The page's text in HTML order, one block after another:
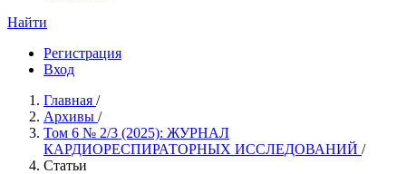
Найти
Регистрация
Вход
Главная /
Архивы /
Том 6 № 2/3 (2025): ЖУРНАЛ
КАРДИОРЕСПИРАТОРНЫХ ИССЛЕДОВАНИЙ /
Статьи